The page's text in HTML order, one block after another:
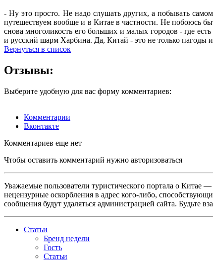
- Ну это просто. Не надо слушать других, а побывать
путешествуем вообще и в Китае в частности. Не побоюсь
снова многоликость его больших и малых городов - где
и русский шарм Харбина. Да, Китай - это не только пагоды
Вернуться в список
Отзывы:
Выберите удобную для вас форму комментариев:
Комментарии
Вконтакте
Комментариев еще нет
Чтобы оставить комментарий нужно авторизоваться
Уважаемые пользователи туристического портала о Китае —
нецензурные оскорбления в адрес кого-либо,
сообщения будут удаляться администрацией сайта. Будьте
Статьи
Бренд недели
Гость
Статьи